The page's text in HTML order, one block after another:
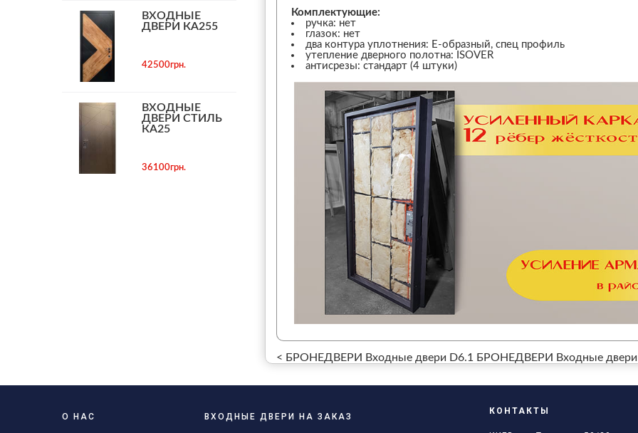
ВХОДНЫЕ
ДВЕРИ КА255
42500грн.
ВХОДНЫЕ
ДВЕРИ СТИЛЬ
КА25
36100грн.
Комплектующие:
ручка: нет
глазок: нет
два контура уплотнения: Е-образный, спец профиль
утепление дверного полотна: ISOVER
антисрезы: стандарт (4 штуки)
< БРОНЕДВЕРИ Входные двери D6.1 БРОНЕДВЕРИ Входные двери
О НАС ВХОДНЫЕ ДВЕРИ НА ЗАКАЗ
КОНТАКТЫ